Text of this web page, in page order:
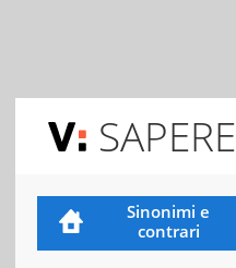
SAPERE
Sinonimi e
contrari